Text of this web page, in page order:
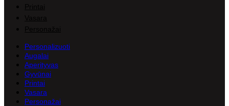
Printai
Vasara
Personažai
Personalizuoti
Augalai
Aperityvas
Gyvūnai
Printai
Vasara
Personažai